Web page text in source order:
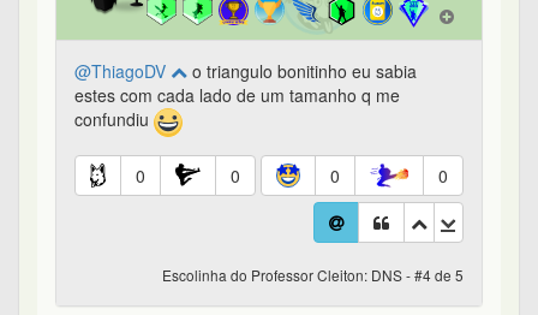
@ThiagoDV
o triangulo bonitinho eu sabia
estes com cada lado de um tamanho q me
confundiu
0 0 0 0
Escolinha do Professor Cleiton: DNS - #4 de 5